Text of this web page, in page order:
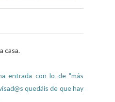
casa.
entrada con lo de "más
quedáis de que hay